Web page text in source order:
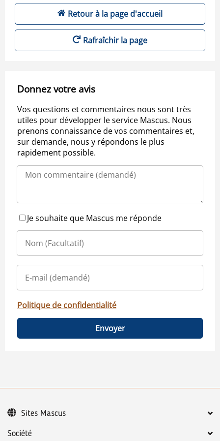
Retour à la page d'accueil
Rafraîchir la page
Donnez votre avis
Vos questions et commentaires nous sont très
utiles pour développer le service Mascus. Nous
prenons connaissance de vos commentaires et,
sur demande, nous y répondons le plus
rapidement possible.
Je souhaite que Mascus me réponde
Politique de confidentialité
Envoyer
Société
Sites Mascus